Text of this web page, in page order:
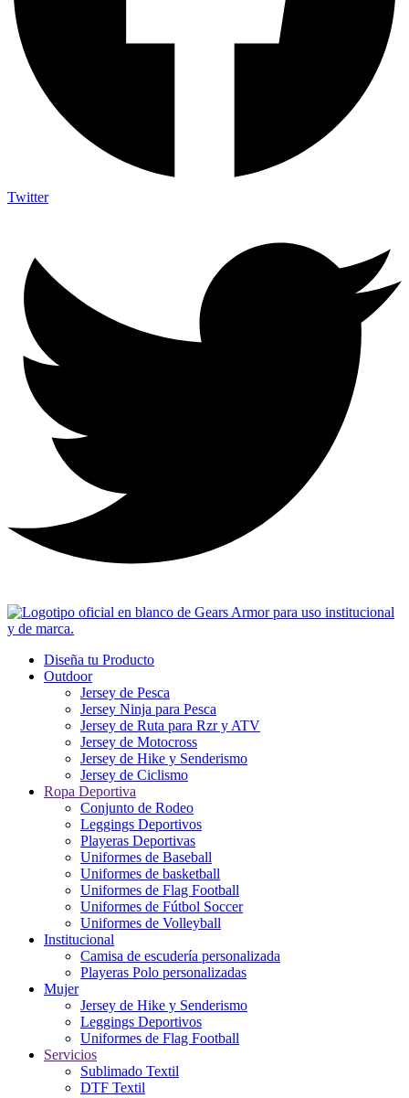
Twitter
Diseña tu Producto
Outdoor
Jersey de Pesca
Jersey Ninja para Pesca
Jersey de Ruta para Rzr y ATV
Jersey de Motocross
Jersey de Hike y Senderismo
Jersey de Ciclismo
Ropa Deportiva
Conjunto de Rodeo
Leggings Deportivos
Playeras Deportivas
Uniformes de Baseball
Uniformes de basketball
Uniformes de Flag Football
Uniformes de Fútbol Soccer
Uniformes de Volleyball
Institucional
Camisa de escudería personalizada
Playeras Polo personalizadas
Mujer
Jersey de Hike y Senderismo
Leggings Deportivos
Uniformes de Flag Football
Servicios
Sublimado Textil
DTF Textil